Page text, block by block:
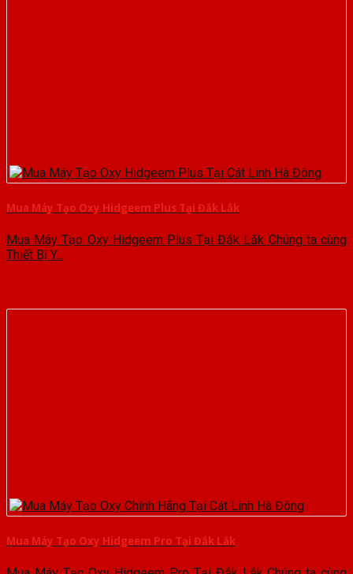
Mua Máy Tạo Oxy Hidgeem Plus Tại Đắk Lắk
Mua Máy Tạo Oxy Hidgeem Plus Tại Đắk Lắk Chúng ta cùng
Thiết Bị Y...
Mua Máy Tạo Oxy Hidgeem Pro Tại Đắk Lắk